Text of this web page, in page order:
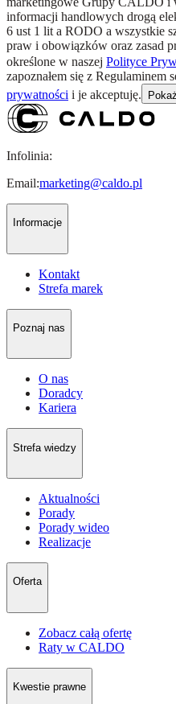
informacji handlowych drogą
6 ust 1 lit a RODO a wszystkie
praw i obowiązków oraz zasad
określone w naszej Polityce
zapoznałem się z Regulaminem
prywatności i je akceptuję.
Infolinia:
Email:marketing@caldo.pl
Informacje
Kontakt
Strefa marek
Poznaj nas
O nas
Doradcy
Kariera
Strefa wiedzy
Aktualności
Porady
Porady wideo
Realizacje
Oferta
Zobacz całą ofertę
Raty w CALDO
Kwestie prawne